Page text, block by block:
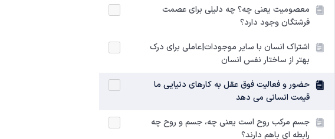
معصومیت یعنی چه؟ چه دلیلی برای عصمت
فرشتگان وجود دارد؟
اشتراک انسان با سایر موجودات|عاملی برای درک
بهتر از ساختار نفس انسان
حضور و فعالیت فوق عقل به کارهای دنیایی ما
قیمت انسانی می‌ دهد
جسم مرکب روح است یعنی چه، جسم و روح چه
رابطه‌ ای باهم دارند؟